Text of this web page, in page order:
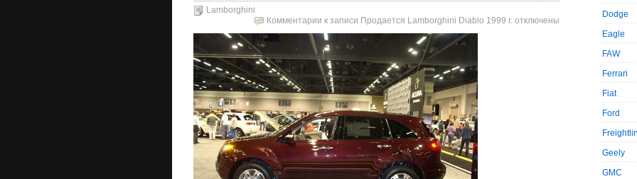
Lamborghini
Комментарии к записи Продается Lamborghini Diablo 1999 г. отключены
Dodge
Eagle
FAW
Ferrari
Fiat
Ford
Geely
GMC